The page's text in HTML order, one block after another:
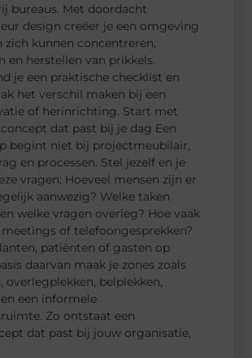
bureaus. Met doordacht
design creëer je een omgeving
zich kunnen concentreren,
en herstellen van prikkels.
je een praktische checklist en
het verschil maken bij een
of herinrichting. Start met
dat past bij je dag Een
begint niet bij projectmeubilair,
en processen. Stel jezelf en je
vragen: Hoeveel mensen zijn er
aanwezig? Welke taken
welke vragen overleg? Hoe vaak
of telefoongesprekken?
patiënten of gasten op
daarvan maak je zones zoals
overlegplekken, belplekken,
een informele
Zo ontstaat een
dat past bij jouw organisatie,